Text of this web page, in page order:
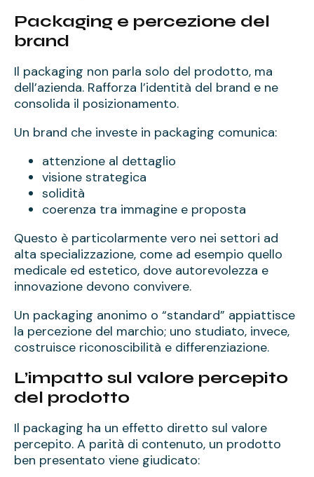
Packaging e percezione del
brand
Il packaging non parla solo del prodotto, ma
dell’azienda. Rafforza l’identità del brand e ne
consolida il posizionamento.
Un brand che investe in packaging comunica:
attenzione al dettaglio
visione strategica
solidità
coerenza tra immagine e proposta
Questo è particolarmente vero nei settori ad
alta specializzazione, come ad esempio quello
medicale ed estetico, dove autorevolezza e
innovazione devono convivere.
Un packaging anonimo o “standard” appiattisce
la percezione del marchio; uno studiato, invece,
costruisce riconoscibilità e differenziazione.
L’impatto sul valore percepito
del prodotto
Il packaging ha un effetto diretto sul valore
percepito. A parità di contenuto, un prodotto
ben presentato viene giudicato: